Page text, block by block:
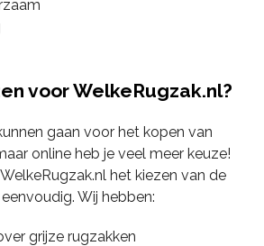
voor WelkeRugzak.nl?
gaan voor het kopen van
online heb je veel meer keuze!
het kiezen van de
Wij hebben:
grijze rugzakken